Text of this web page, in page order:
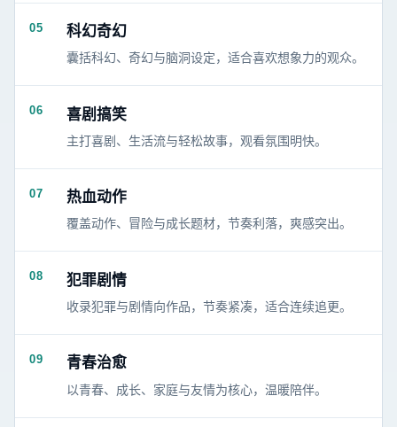
05 科幻奇幻
囊括科幻、奇幻与脑洞设定，适合喜欢想象力的观众。
06 喜剧搞笑
主打喜剧、生活流与轻松故事，观看氛围明快。
07 热血动作
覆盖动作、冒险与成长题材，节奏利落，爽感突出。
08 犯罪剧情
收录犯罪与剧情向作品，节奏紧凑，适合连续追更。
09 青春治愈
以青春、成长、家庭与友情为核心，温暖陪伴。